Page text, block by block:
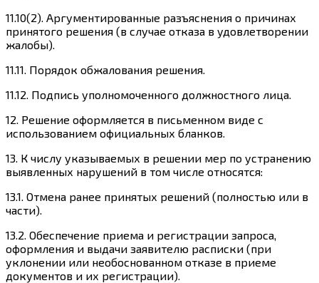
11.10(2). Аргументированные разъяснения о причинах
принятого решения (в случае отказа в удовлетворении
жалобы).
11.11. Порядок обжалования решения.
11.12. Подпись уполномоченного должностного лица.
12. Решение оформляется в письменном виде с
использованием официальных бланков.
13. К числу указываемых в решении мер по устранению
выявленных нарушений в том числе относятся:
13.1. Отмена ранее принятых решений (полностью или в
части).
13.2. Обеспечение приема и регистрации запроса,
оформления и выдачи заявителю расписки (при
уклонении или необоснованном отказе в приеме
документов и их регистрации).